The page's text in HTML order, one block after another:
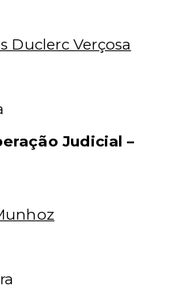
Duclerc Verçosa
Judicial –